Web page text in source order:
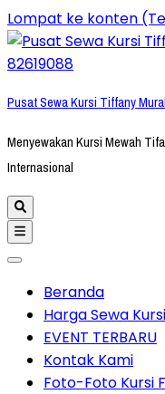
Lompat ke konten
Pusat Sewa Kursi Tiffany
Menyewakan Kursi Mewah
Internasional
Beranda
Harga Sewa
EVENT TERBARU
Kontak Kami
Foto-Foto Kursi